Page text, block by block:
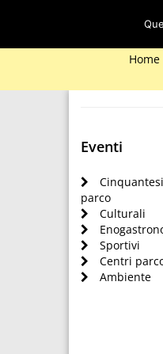
Home
Eventi
parco
Culturali
Sportivi
Centri
Ambiente